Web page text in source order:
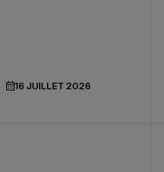
16 JUILLET 2026